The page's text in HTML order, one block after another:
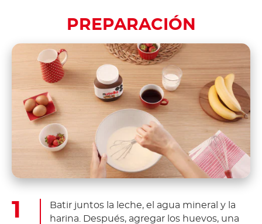
PREPARACIÓN
Batir juntos la leche, el agua mineral y la
harina. Después, agregar los huevos, una